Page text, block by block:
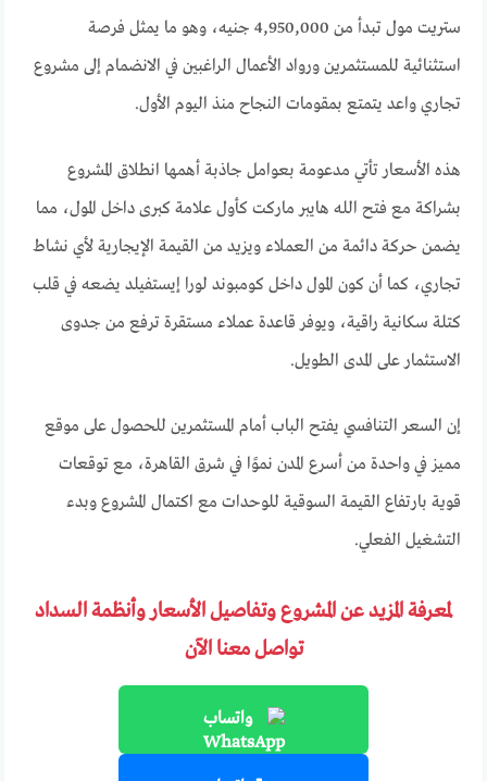
ستريت مول تبدأ من 4,950,000 جنيه، وهو ما يمثل فرصة
استثنائية للمستثمرين ورواد الأعمال الراغبين في الانضمام إلى مشروع
تجاري واعد يتمتع بمقومات النجاح منذ اليوم الأول.
هذه الأسعار تأتي مدعومة بعوامل جاذبة أهمها انطلاق المشروع
بشراكة مع فتح الله هايبر ماركت كأول علامة كبرى داخل المول، مما
يضمن حركة دائمة من العملاء ويزيد من القيمة الإيجارية لأي نشاط
تجاري، كما أن كون المول داخل كومبوند لورا إيستفيلد يضعه في قلب
كتلة سكانية راقية، ويوفر قاعدة عملاء مستقرة ترفع من جدوى
الاستثمار على المدى الطويل.
إن السعر التنافسي يفتح الباب أمام المستثمرين للحصول على موقع
مميز في واحدة من أسرع المدن نموًا في شرق القاهرة، مع توقعات
قوية بارتفاع القيمة السوقية للوحدات مع اكتمال المشروع وبدء
التشغيل الفعلي.
لمعرفة المزيد عن المشروع وتفاصيل الأسعار وأنظمة السداد
تواصل معنا الآن
واتساب